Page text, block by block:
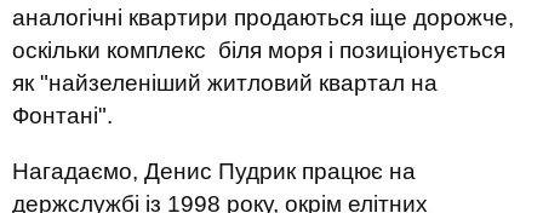
аналогічні квартири продаються іще дорожче,
оскільки комплекс біля моря і позиціонується
як "найзеленіший житловий квартал на
Фонтані".
Нагадаємо, Денис Пудрик працює на
держслужбі із 1998 року, окрім елітних